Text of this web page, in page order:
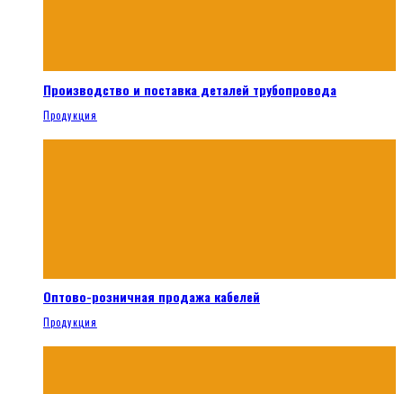
Производство и поставка деталей трубопровода
Продукция
Оптово-розничная продажа кабелей
Продукция